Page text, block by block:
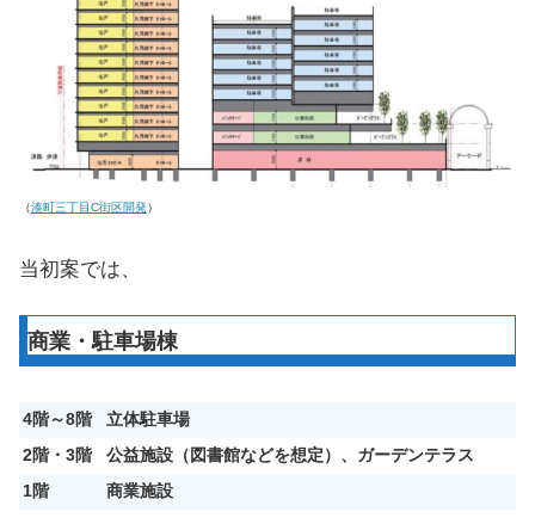
（湊町三丁目C街区開発）
当初案では、
商業・駐車場棟
4階～8階
立体駐車場
2階・3階
公益施設（図書館などを想定）、ガーデンテラス
1階
商業施設